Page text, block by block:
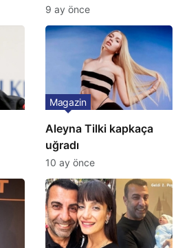
Türkiye’de bir ilk:
Gözünü 2 ilçeye dikti!
9 ay önce
Aleyna Tilki kapkaça
uğradı
Magazin
10 ay önce